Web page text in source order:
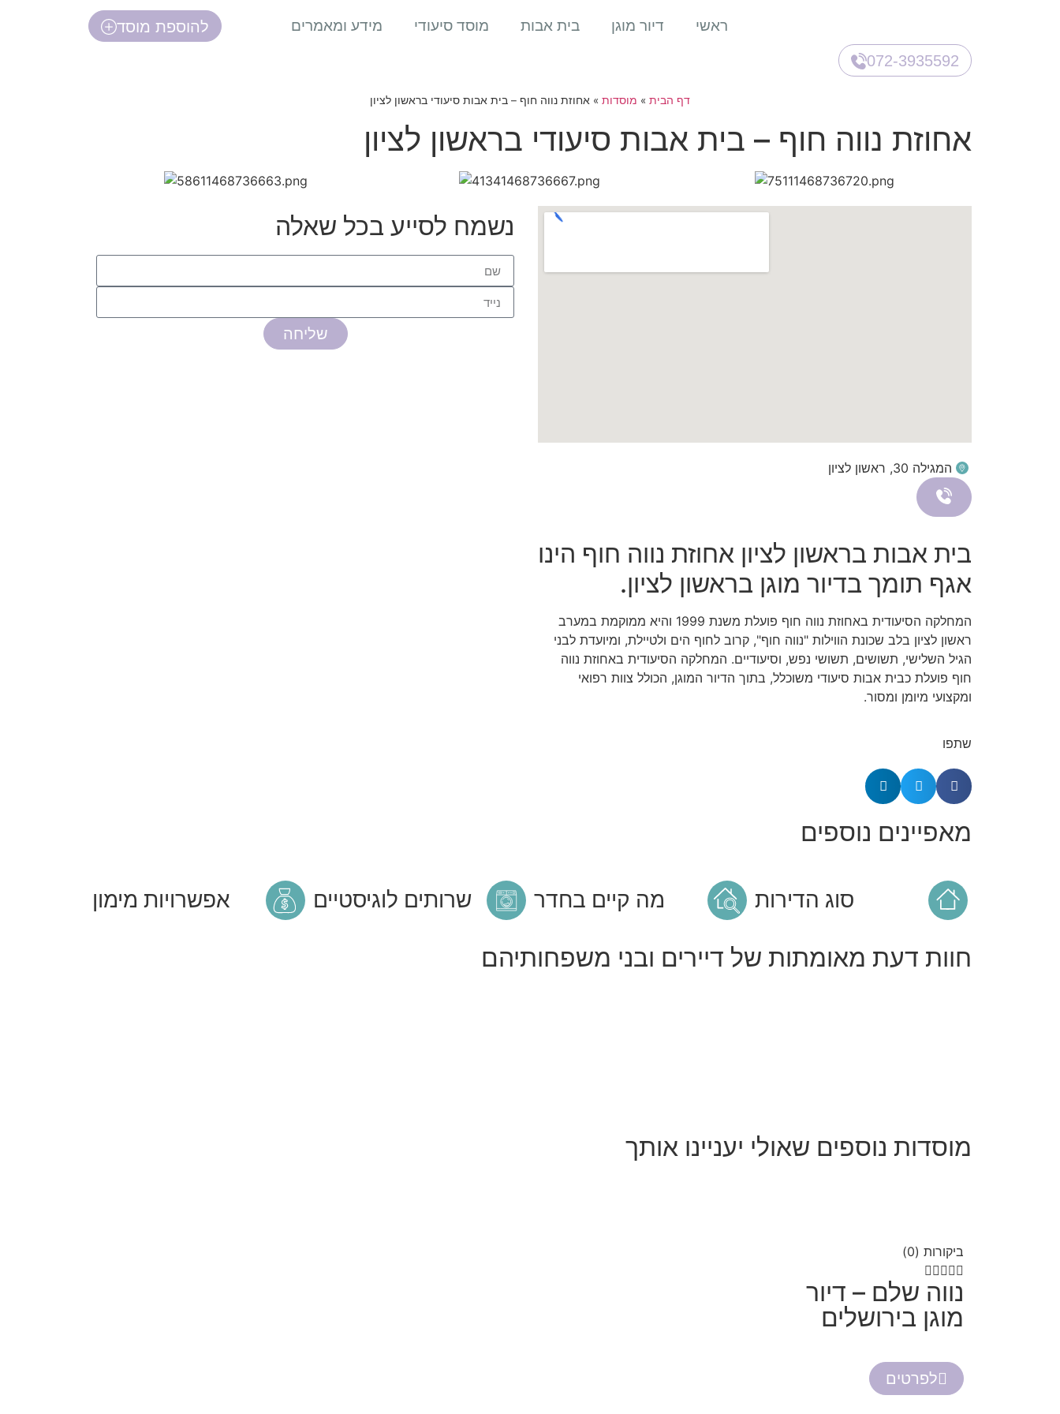
ראשי דיור מוגן בית אבות מוסד סיעודי מידע ומאמרים
להוספת מוסד
072-3935592
דף הבית » מוסדות » אחוזת נווה חוף – בית אבות סיעודי בראשון לציון
אחוזת נווה חוף – בית אבות סיעודי בראשון לציון
המגילה 30, ראשון לציון
בית אבות בראשון לציון אחוזת נווה חוף הינו
אגף תומך בדיור מוגן בראשון לציון.
המחלקה הסיעודית באחוזת נווה חוף פועלת משנת 1999 והיא ממוקמת במערב
ראשון לציון בלב שכונת הווילות "נווה חוף", קרוב לחוף הים ולטיילת, ומיועדת לבני
הגיל השלישי, תשושים, תשושי נפש, וסיעודיים. המחלקה הסיעודית באחוזת נווה
חוף פועלת כבית אבות סיעודי משוכלל, בתוך הדיור המוגן, הכולל צוות רפואי
ומקצועי מיומן ומסור.
שתפו
נשמח לסייע בכל שאלה
שליחה
מאפיינים נוספים
סוג הדירות מה קיים בחדר שרותים לוגיסטיים אפשרויות מימון
חוות דעת מאומתות של דיירים ובני משפחותיהם
מוסדות נוספים שאולי יעניינו אותך
ביקורות (0)

נווה שלם – דיור
מוגן בירושלים
לפרטים